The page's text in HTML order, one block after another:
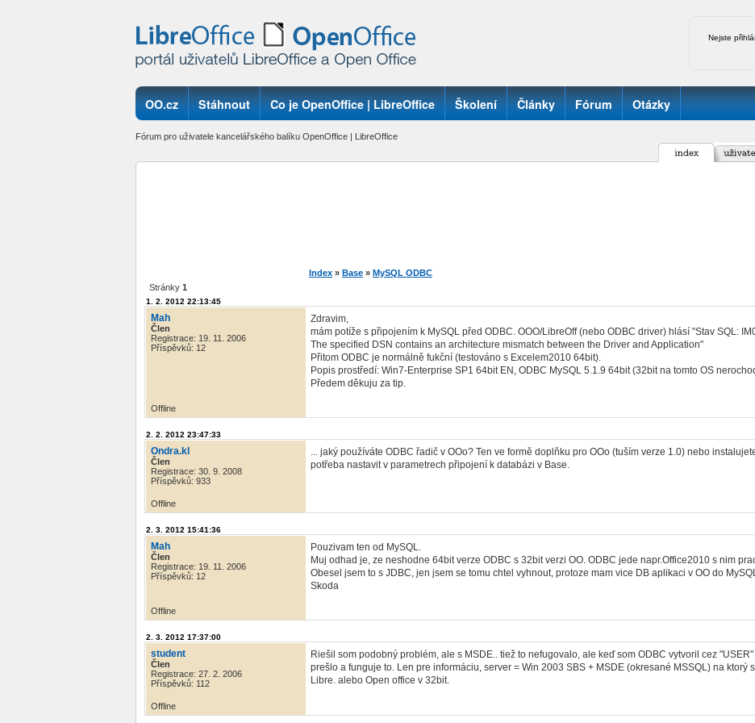
Nejste
OO.cz Stáhnout Co je OpenOffice | LibreOffice Školení Články Fórum Otázky
Fórum pro uživatele kancelářského balíku OpenOffice | LibreOffice
Index » Base » MySQL ODBC
Stránky 1
1. 2. 2012 22:13:45
Mah
Člen
Registrace: 19. 11. 2006
Příspěvků: 12
Zdravim,
mám potíže s připojením k MySQL před ODBC. OOO/LibreOff (nebo ODBC driver) hlásí "Stav SQL:
The specified DSN contains an architecture mismatch between the Driver and Application"
Přitom ODBC je normálně fukční (testováno s Excelem2010 64bit).
Popis prostředí: Win7-Enterprise SP1 64bit EN, ODBC MySQL 5.1.9 64bit (32bit na tomto OS
Předem děkuju za tip.
Offline
2. 2. 2012 23:47:33
Ondra.kl
Člen
Registrace: 30. 9. 2008
Příspěvků: 933
... jaký používáte ODBC řadič v OOo? Ten ve formě doplňku pro OOo (tuším verze 1.0) nebo
potřeba nastavit v parametrech připojení k databázi v Base.
Offline
2. 3. 2012 15:41:36
Mah
Člen
Registrace: 19. 11. 2006
Příspěvků: 12
Pouzivam ten od MySQL.
Muj odhad je, ze neshodne 64bit verze ODBC s 32bit verzi OO. ODBC jede napr.Office2010 s nim
Obesel jsem to s JDBC, jen jsem se tomu chtel vyhnout, protoze mam vice DB aplikaci v OO do
Skoda
Offline
2. 3. 2012 17:37:00
student
Člen
Registrace: 27. 2. 2006
Příspěvků: 112
Riešil som podobný problém, ale s MSDE.. tiež to nefugovalo, ale keď som ODBC vytvoril cez
prešlo a funguje to. Len pre informáciu, server = Win 2003 SBS + MSDE (okresané MSSQL) na ktorý
Libre. alebo Open office v 32bit.
Offline